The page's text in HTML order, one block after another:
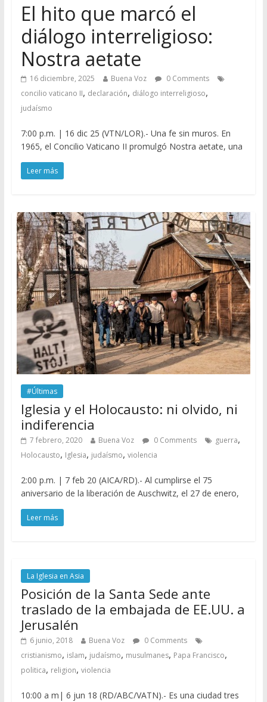
El hito que marcó el
diálogo interreligioso:
Nostra aetate
16 diciembre, 2025 Buena Voz
0 Comments
concilio vaticano II, declaración, diálogo interreligioso,
judaísmo
7:00 p.m. | 16 dic 25 (VTN/LOR).- Una fe sin muros. En
1965, el Concilio Vaticano II promulgó Nostra aetate, una
Leer más
#Últimas
Iglesia y el Holocausto: ni olvido, ni
indiferencia
7 febrero, 2020 Buena Voz 0 Comments guerra,
Holocausto, Iglesia, judaísmo, violencia
2:00 p.m. | 7 feb 20 (AICA/RD).- Al cumplirse el 75
aniversario de la liberación de Auschwitz, el 27 de enero,
Leer más
La Iglesia en Asia
Posición de la Santa Sede ante
traslado de la embajada de EE.UU. a
Jerusalén
6 junio, 2018 Buena Voz
0 Comments
cristianismo, islam, judaísmo, musulmanes, Papa Francisco,
politica, religion, violencia
10:00 a m| 6 jun 18 (RD/ABC/VATN).- Es una ciudad tres